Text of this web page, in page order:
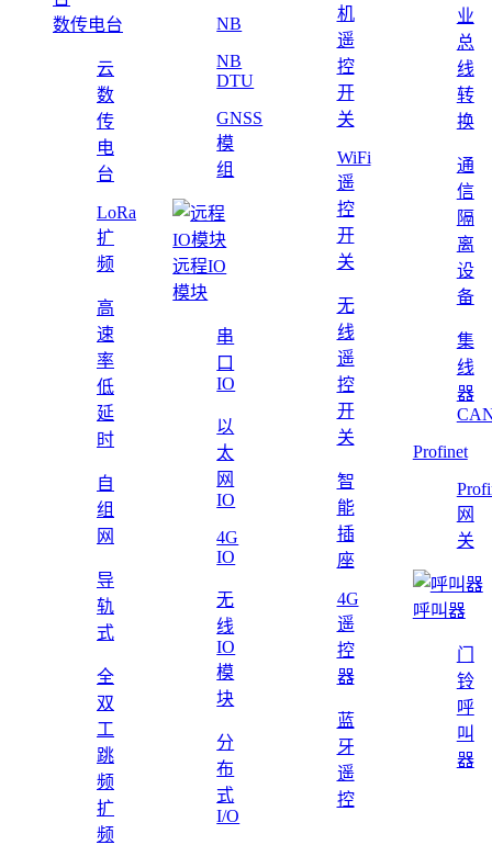
数传电台
云
数
传
电
台
LoRa
扩
频
高
速
率
低
延
时
自
组
网
导
轨
式
全
双
工
跳
频
扩
频
NB
NB
DTU
GNSS
模
组
远程IO
模块
串
口
IO
以
太
网
IO
4G
IO
无
线
IO
模
块
分
布
式
I/O
机
遥
控
开
关
WiFi
遥
控
开
关
无
线
遥
控
开
关
智
能
插
座
4G
遥
控
器
蓝
牙
遥
控
业
总
线
转
换
通
信
隔
离
设
备
集
线
器
Profinet
网
关
呼叫器
门
铃
呼
叫
器